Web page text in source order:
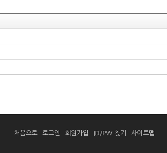
처음으로 로그인 회원가입 ID/PW 찾기 사이트맵